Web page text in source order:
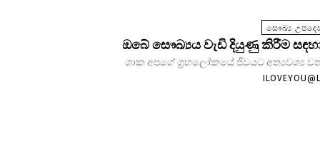
සෞඛ්‍ය
ඔබේ සෞඛ්‍යය වැඩි දියුණු කිරීම
ශාක අපගේ ග්‍රහලෝකයේ ජීවයට අත්‍යවශ්‍ය